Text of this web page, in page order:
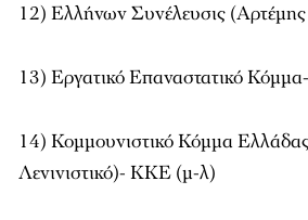
12) Ελλήνων Συνέλευσις
13) Εργατικό Επαναστατικό
14) Κομμουνιστικό Κόμμα
Λενινιστικό)- ΚΚΕ (μ-λ)